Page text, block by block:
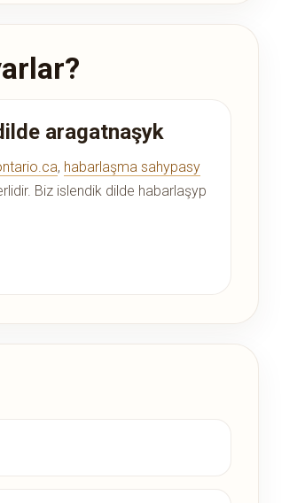
aragatnaşyk
, habarlaşma sahypasy
Biz islendik dilde habarlaşyp